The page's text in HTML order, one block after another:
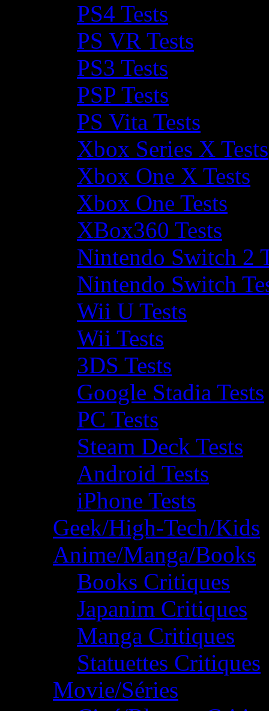
PS4 Tests
PS VR Tests
PS3 Tests
PSP Tests
PS Vita Tests
Xbox Series X Tests
Xbox One X Tests
Xbox One Tests
XBox360 Tests
Nintendo Switch 2
Nintendo Switch
Wii U Tests
Wii Tests
3DS Tests
Google Stadia Tests
PC Tests
Steam Deck Tests
Android Tests
iPhone Tests
Geek/High-Tech/Kids
Anime/Manga/Books
Books Critiques
Japanim Critiques
Manga Critiques
Statuettes Critiques
Movie/Séries